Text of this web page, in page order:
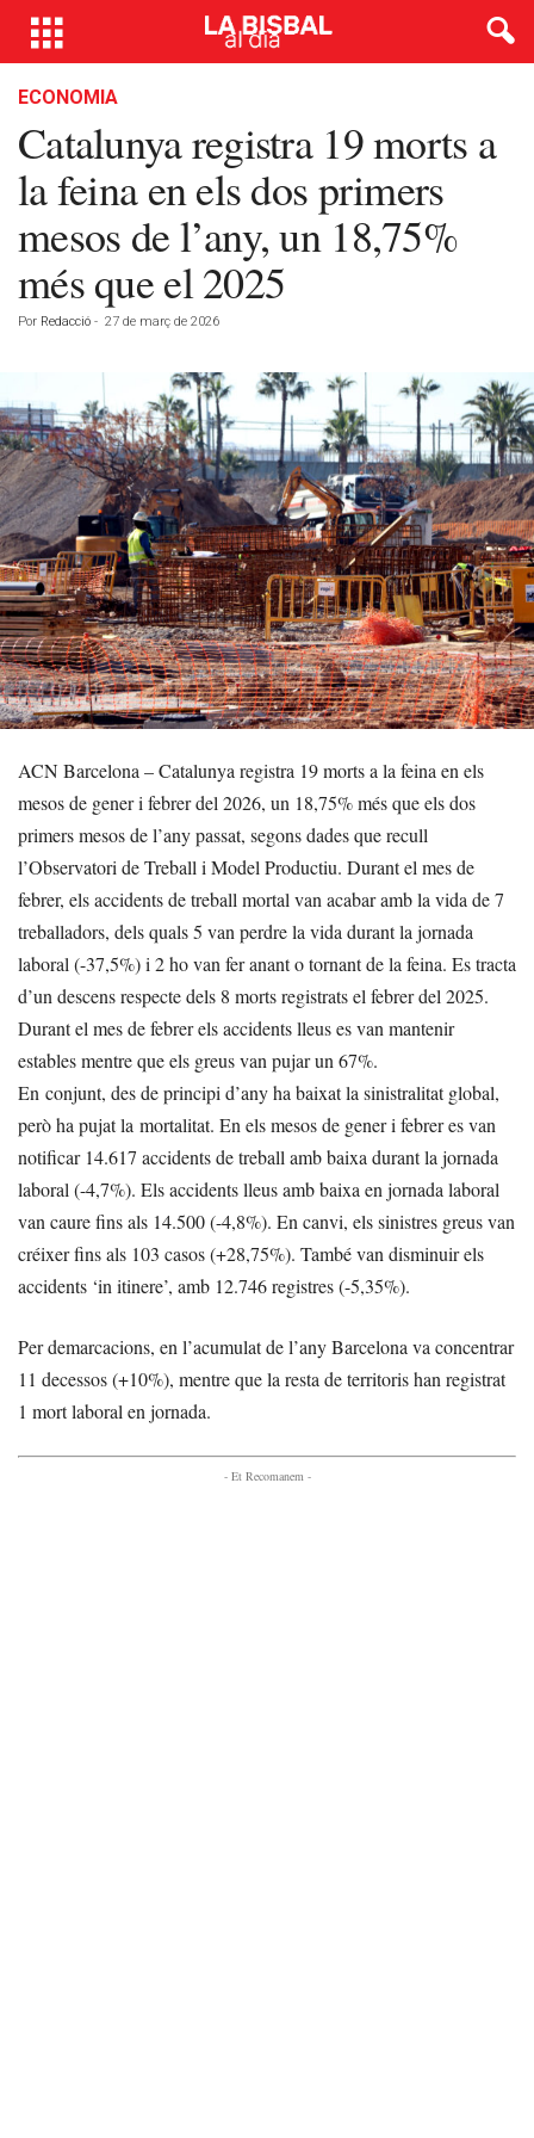
ECONOMIA
Catalunya registra 19 morts a
la feina en els dos primers
mesos de l’any, un 18,75%
més que el 2025
Por Redacció - 27 de març de 2026
ACN Barcelona – Catalunya registra 19 morts a la feina en els
mesos de gener i febrer del 2026, un 18,75% més que els dos
primers mesos de l’any passat, segons dades que recull
l’Observatori de Treball i Model Productiu. Durant el mes de
febrer, els accidents de treball mortal van acabar amb la vida de 7
treballadors, dels quals 5 van perdre la vida durant la jornada
laboral (-37,5%) i 2 ho van fer anant o tornant de la feina. Es tracta
d’un descens respecte dels 8 morts registrats el febrer del 2025.
Durant el mes de febrer els accidents lleus es van mantenir
estables mentre que els greus van pujar un 67%.
En conjunt, des de principi d’any ha baixat la sinistralitat global,
però ha pujat la mortalitat. En els mesos de gener i febrer es van
notificar 14.617 accidents de treball amb baixa durant la jornada
laboral (-4,7%). Els accidents lleus amb baixa en jornada laboral
van caure fins als 14.500 (-4,8%). En canvi, els sinistres greus van
créixer fins als 103 casos (+28,75%). També van disminuir els
accidents ‘in itinere’, amb 12.746 registres (-5,35%).
Per demarcacions, en l’acumulat de l’any Barcelona va concentrar
11 decessos (+10%), mentre que la resta de territoris han registrat
1 mort laboral en jornada.
- Et Recomanem -